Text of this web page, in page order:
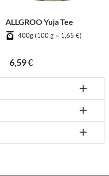
ALLGROO Yuja Tee
400g (100 g = 1,65 €)
6,59 €